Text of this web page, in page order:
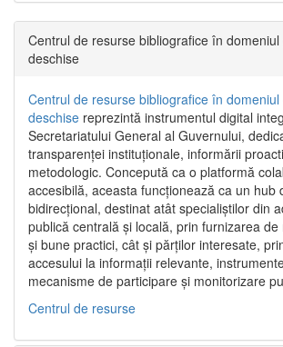
Centrul de resurse bibliografice în
deschise
Centrul de resurse bibliografice în
deschise reprezintă instrumentul digital
Secretariatului General al Guvernului,
transparenței instituționale, informării
metodologic. Concepută ca o platformă
accesibilă, aceasta funcționează ca un hub
bidirecțional, destinat atât specialiștilor din
publică centrală și locală, prin furnizarea
și bune practici, cât și părților interesate,
accesului la informații relevante,
mecanisme de participare și monitorizare
Centrul de resurse